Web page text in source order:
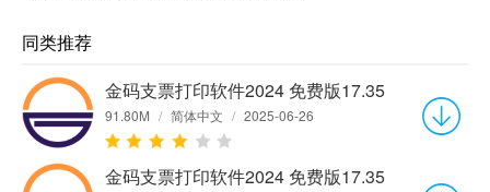
同类推荐
金码支票打印软件2024 免费版17.35
91.80M / 简体中文 / 2025-06-26
金码支票打印软件2024 免费版17.35